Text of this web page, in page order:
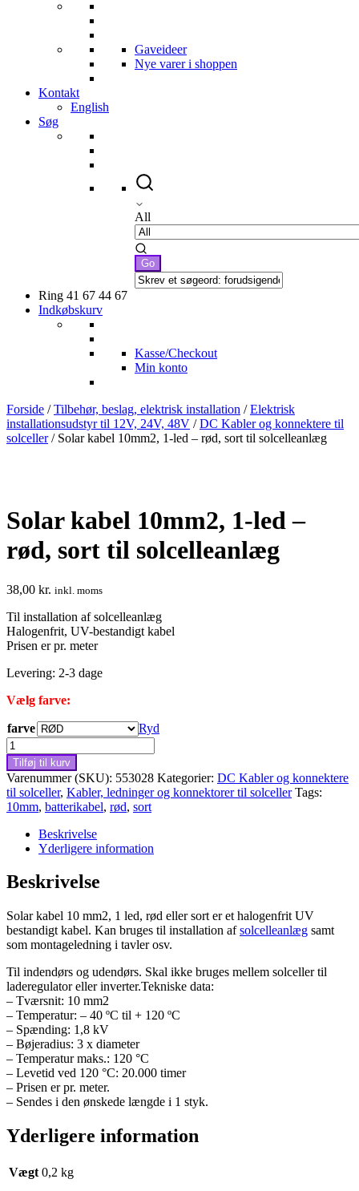
Gaveideer
Nye varer i shoppen
Kontakt
English
Søg
All
Ring 41 67 44 67
Indkøbskurv
Kasse/Checkout
Min konto
Forside /Tilbehør, beslag, elektrisk installation /Elektrisk
installationsudstyr til 12V, 24V, 48V /DC Kabler og konnektere til
solceller/ Solar kabel 10mm2, 1-led – rød, sort til solcelleanlæg
Solar kabel 10mm2, 1-led –
rød, sort til solcelleanlæg
38,00 kr. inkl. moms
Til installation af solcelleanlæg
Halogenfrit, UV-bestandigt kabel
Prisen er pr. meter
Levering: 2-3 dage
Vælg farve:
farve
Ryd
Solar
kabel
10mm2,
1-
led
-
solcelleanlæg
antal
Tilføj til kurv
Varenummer (SKU): 553028 Kategorier: DC Kabler og konnektere
til solceller, Kabler, ledninger og konnektorer til solceller Tags:
10mm, batterikabel, rød, sort
Beskrivelse
Yderligere information
Beskrivelse
Solar kabel 10 mm2, 1 led, rød eller sort er et halogenfrit UV
bestandigt kabel. Kan bruges til installation afsolcelleanlæg samt
som montageledning i tavler osv.
Til indendørs og udendørs. Skal ikke bruges mellem solceller til
laderegulator eller inverter.Tekniske data:
– Tværsnit: 10 mm2
– Temperatur: – 40 ºC til + 120 ºC
– Spænding: 1,8 kV
– Bøjeradius: 3 x diameter
– Temperatur maks.: 120 °C
– Levetid ved 120 °C: 20.000 timer
– Prisen er pr. meter.
– Sendes i den ønskede længde i 1 styk.
Yderligere information
Vægt 0,2 kg